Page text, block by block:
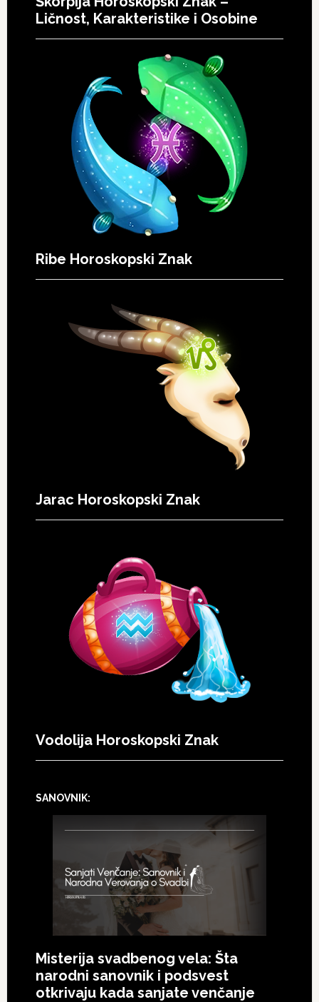
Ličnost, Karakteristike i Osobine
Ribe Horoskopski Znak
Jarac Horoskopski Znak
Vodolija Horoskopski Znak
SANOVNIK:
Misterija svadbenog vela: Šta
narodni sanovnik i podsvest
otkrivaju kada sanjate venčanje